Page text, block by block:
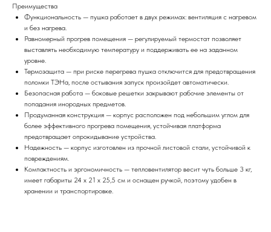
Преимущества
Функциональность — пушка работает в двух режимах: вентиляция с нагревом
и без нагрева.
Равномерный прогрев помещения — регулируемый термостат позволяет
выставлять необходимую температуру и поддерживать ее на заданном
уровне.
Термозащита — при риске перегрева пушка отключится для предотвращения
поломки ТЭНа, после остывания запуск произойдет автоматически.
Безопасная работа — боковые решетки закрывают рабочие элементы от
попадания инородных предметов.
Продуманная конструкция — корпус расположен под небольшим углом для
более эффективного прогрева помещения, устойчивая платформа
предотвращает опрокидывание устройства.
Надежность — корпус изготовлен из прочной листовой стали, устойчивой к
повреждениям.
Компактность и эргономичность — тепловентилятор весит чуть больше 3 кг,
имеет габариты 24 х 21 х 25,5 см и оснащен ручкой, поэтому удобен в
хранении и транспортировке.